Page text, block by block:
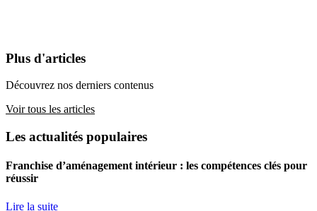
Plus d'articles
Découvrez nos derniers contenus
Voir tous les articles
Les actualités populaires
Franchise d’aménagement intérieur : les compétences clés pour
réussir
Lire la suite